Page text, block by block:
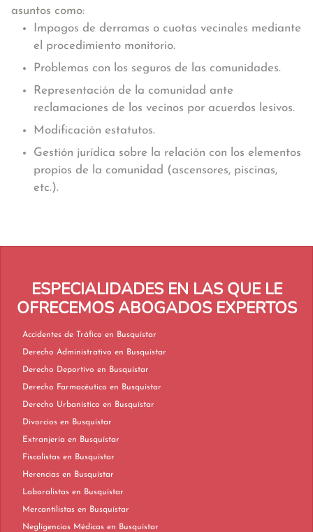
asuntos como:
Impagos de derramas o cuotas vecinales mediante
el procedimiento monitorio.
Problemas con los seguros de las comunidades.
Representación de la comunidad ante
reclamaciones de los vecinos por acuerdos lesivos.
Modificación estatutos.
Gestión jurídica sobre la relación con los elementos
propios de la comunidad (ascensores, piscinas,
etc.).
ESPECIALIDADES EN LAS QUE LE
OFRECEMOS ABOGADOS EXPERTOS
Accidentes de Tráfico en Busquístar
Derecho Administrativo en Busquístar
Derecho Deportivo en Busquístar
Derecho Farmacéutico en Busquístar
Derecho Urbanístico en Busquístar
Divorcios en Busquístar
Extranjería en Busquístar
Fiscalistas en Busquístar
Herencias en Busquístar
Laboralistas en Busquístar
Mercantilistas en Busquístar
Negligencias Médicas en Busquístar